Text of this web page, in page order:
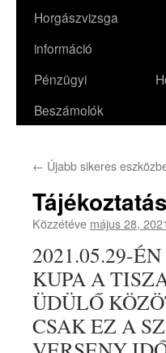
tartalomba
Horgászvizsga
információ
Pénzügyi
Beszámolók
← Újabb sikeres
Tájékoztatás
Közzétéve május 28, 2021
2021.05.29-
KUPA A
ÜDÜLŐ
CSAK EZ A